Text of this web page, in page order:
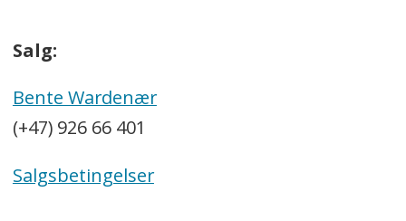
Salg:
Bente Wardenær
(+47) 926 66 401
Salgsbetingelser